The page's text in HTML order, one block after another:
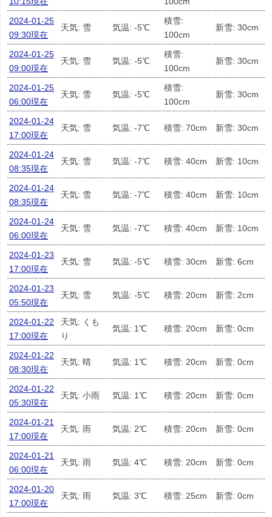
2024-01-25
09:30現在
天気: 雪 気温: -5℃
積雪:
100cm
新雪: 30cm
2024-01-25
09:00現在
天気: 雪 気温: -5℃
積雪:
100cm
新雪: 30cm
2024-01-25
06:00現在
天気: 雪 気温: -5℃
積雪:
100cm
新雪: 30cm
2024-01-24
17:00現在
天気: 雪 気温: -7℃ 積雪: 70cm 新雪: 30cm
2024-01-24
08:35現在
天気: 雪 気温: -7℃ 積雪: 40cm 新雪: 10cm
2024-01-24
08:35現在
天気: 雪 気温: -7℃ 積雪: 40cm 新雪: 10cm
2024-01-24
06:00現在
天気: 雪 気温: -7℃ 積雪: 40cm 新雪: 10cm
2024-01-23
17:00現在
天気: 雪 気温: -5℃ 積雪: 30cm 新雪: 6cm
2024-01-23
05:50現在
天気: 雪 気温: -5℃ 積雪: 20cm 新雪: 2cm
2024-01-22
17:00現在
天気: くも
り
気温: 1℃ 積雪: 20cm 新雪: 0cm
2024-01-22
08:30現在
天気: 晴 気温: 1℃ 積雪: 20cm 新雪: 0cm
2024-01-22
05:30現在
天気: 小雨 気温: 1℃ 積雪: 20cm 新雪: 0cm
2024-01-21
17:00現在
天気: 雨 気温: 2℃ 積雪: 20cm 新雪: 0cm
2024-01-21
06:00現在
天気: 雨 気温: 4℃ 積雪: 20cm 新雪: 0cm
2024-01-20
17:00現在
天気: 雨 気温: 3℃ 積雪: 25cm 新雪: 0cm